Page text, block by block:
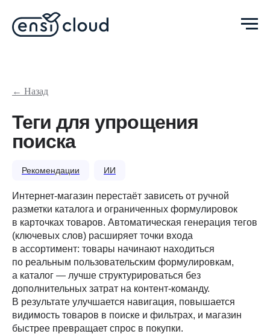
← Назад
Теги для упрощения
поиска
Рекомендации ИИ
Интернет-магазин перестаёт зависеть от ручной
разметки каталога и ограниченных формулировок
в карточках товаров. Автоматическая генерация тегов
(ключевых слов) расширяет точки входа
в ассортимент: товары начинают находиться
по реальным пользовательским формулировкам,
а каталог — лучше структурироваться без
дополнительных затрат на контент-команду.
В результате улучшается навигация, повышается
видимость товаров в поиске и фильтрах, и магазин
быстрее превращает спрос в покупки.